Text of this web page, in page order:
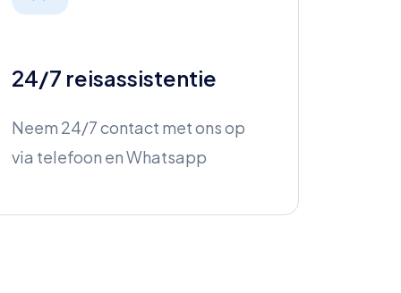
24/7 reisassistentie
Neem 24/7 contact met ons op
via telefoon en Whatsapp